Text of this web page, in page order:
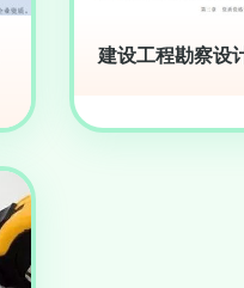
建设工程勘察设